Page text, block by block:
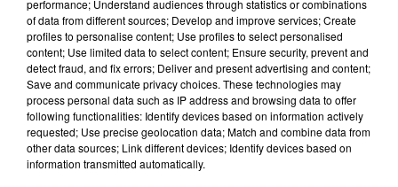
entreprises qui aident les personnes sans-
abri à changer de vie.
Les infos: https://www.toitamoi.net/fr
FIL D'ACTU
performance; Understand audiences through statistics or combinations
of data from different sources; Develop and improve services; Create
profiles to personalise content; Use profiles to select personalised
content; Use limited data to select content; Ensure security, prevent and
detect fraud, and fix errors; Deliver and present advertising and content;
Save and communicate privacy choices. These technologies may
process personal data such as IP address and browsing data to offer
following functionalities: Identify devices based on information actively
requested; Use precise geolocation data; Match and combine data from
other data sources; Link different devices; Identify devices based on
information transmitted automatically.